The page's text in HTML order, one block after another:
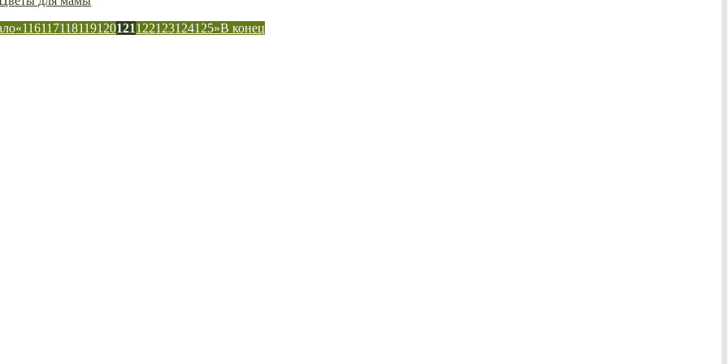
«116117118119120121122123124125»В конец